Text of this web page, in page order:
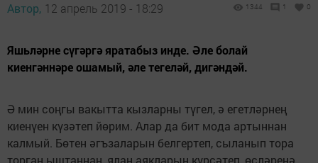
Автор, 12 апрель 2019 - 18:29 1344 1 0
Яшьләрне сүгәргә яратабыз инде. Әле болай
киенгәннәре ошамый, әле тегеләй, дигәндәй.
Ә мин соңгы вакытта кызларны түгел, ә егетләрнең
киенүен күзәтеп йөрим. Алар да бит мода артыннан
калмый. Бөтен әгъзаларын белгертеп, сыланып тора